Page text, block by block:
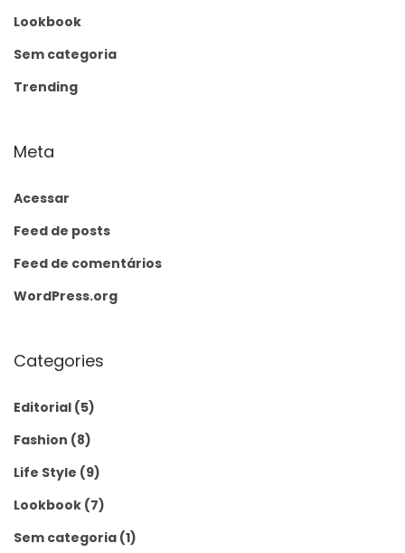
Lookbook
Sem categoria
Trending
Meta
Acessar
Feed de posts
Feed de comentários
WordPress.org
Categories
Editorial (5)
Fashion (8)
Life Style (9)
Lookbook (7)
Sem categoria (1)